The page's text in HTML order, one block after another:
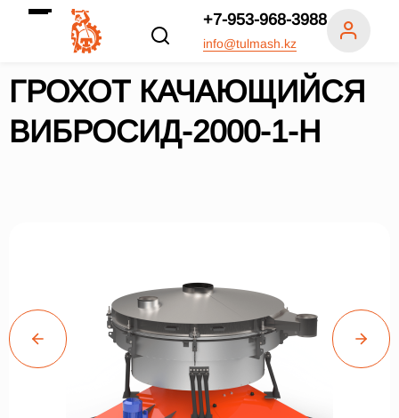
+7-953-968-3988
info@tulmash.kz
ГРОХОТ КАЧАЮЩИЙСЯ
ВИБРОСИД-2000-1-Н